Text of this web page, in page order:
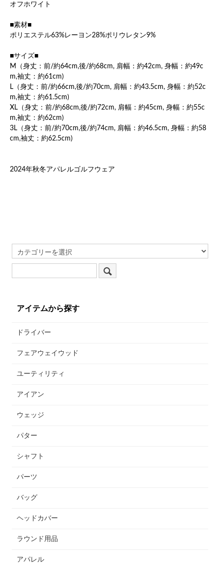
オフホワイト
■素材■
ポリエステル63%レーヨン28%ポリウレタン9%
■サイズ■
M（身丈：前/約64cm,後/約68cm, 肩幅：約42cm, 身幅：約49c
m,袖丈：約61cm)
L（身丈：前/約66cm,後/約70cm, 肩幅：約43.5cm, 身幅：約52c
m,袖丈：約61.5cm)
XL（身丈：前/約68cm,後/約72cm, 肩幅：約45cm, 身幅：約55c
m,袖丈：約62cm)
3L（身丈：前/約70cm,後/約74cm, 肩幅：約46.5cm, 身幅：約58
cm,袖丈：約62.5cm)
2024年秋冬アパレルゴルフウェア
アイテムから探す
ドライバー
フェアウェイウッド
ユーティリティ
アイアン
ウェッジ
パター
シャフト
パーツ
バッグ
ヘッドカバー
ラウンド用品
アパレル